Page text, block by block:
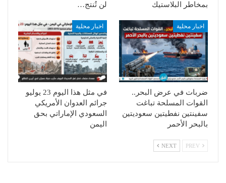
بمخاطر البلاستيك
لن تُنتج…
اخبار محلية
ضربات في عرض البحر..
القوات المسلحة تباغت
سفينتين نفطيتين سعوديتين
بالبحر الأحمر
اخبار محلية
في مثل هذا اليوم 23 يوليو
جرائم العدوان الأمريكي
السعودي الإماراتي بحق
اليمن
NEXT